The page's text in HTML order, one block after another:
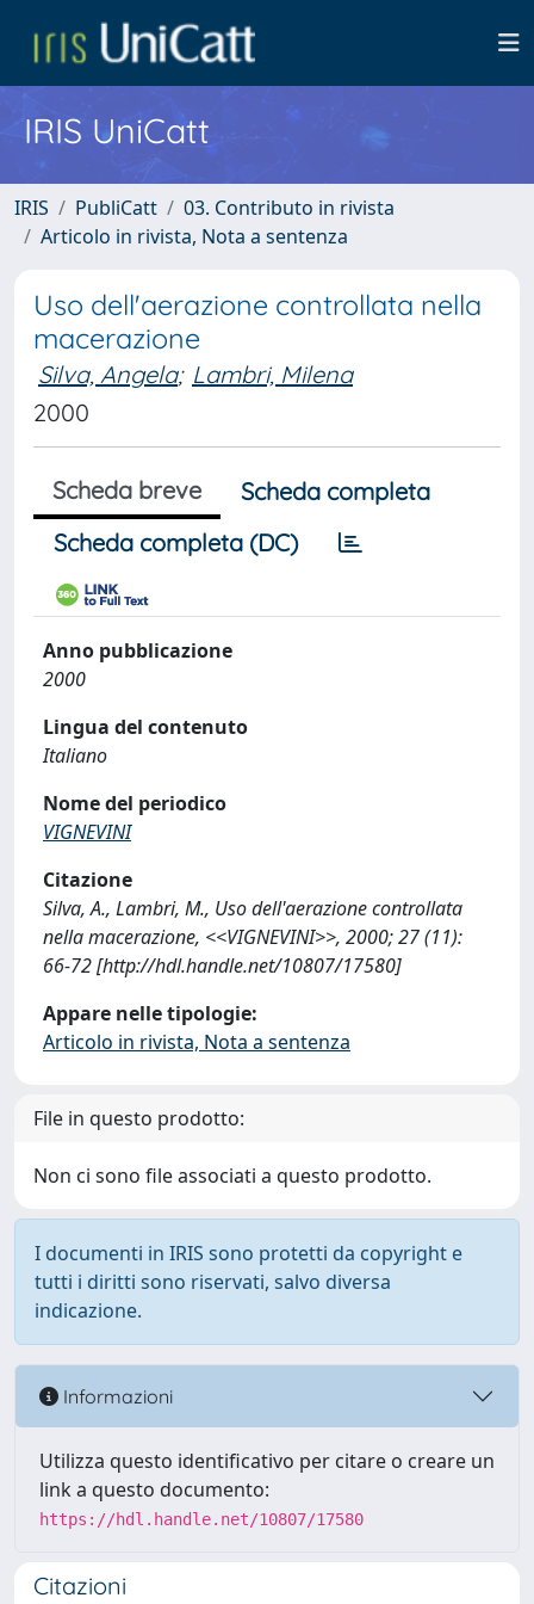
IRIS UniCatt
IRIS PubliCatt
03. Contributo in rivista
Articolo in rivista, Nota a sentenza
Uso dell'aerazione controllata nella
macerazione
Silva, Angela; Lambri, Milena
2000
Scheda breve
Scheda completa
Scheda completa (DC)
Anno pubblicazione
2000
Lingua del contenuto
Italiano
Nome del periodico
VIGNEVINI
Citazione
Silva, A., Lambri, M., Uso dell'aerazione controllata
nella macerazione, <<VIGNEVINI>>, 2000; 27 (11):
66-72 [http://hdl.handle.net/10807/17580]
Appare nelle tipologie:
Articolo in rivista, Nota a sentenza
File in questo prodotto:
Non ci sono file associati a questo prodotto.
I documenti in IRIS sono protetti da copyright e
tutti i diritti sono riservati, salvo diversa
indicazione.
Informazioni
Utilizza questo identificativo per citare o creare un
link a questo documento:
https://hdl.handle.net/10807/17580
Citazioni